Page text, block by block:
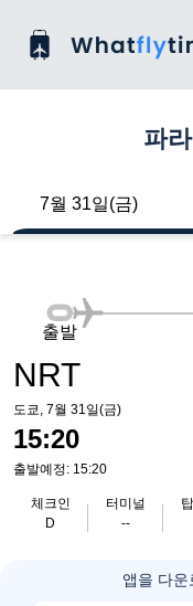
파
7월 31일(금)
NRT
도쿄, 7월 31일(금)
15:20
출발예정: 15:20
체크인
D
터미널
--
출발
앱을 다운